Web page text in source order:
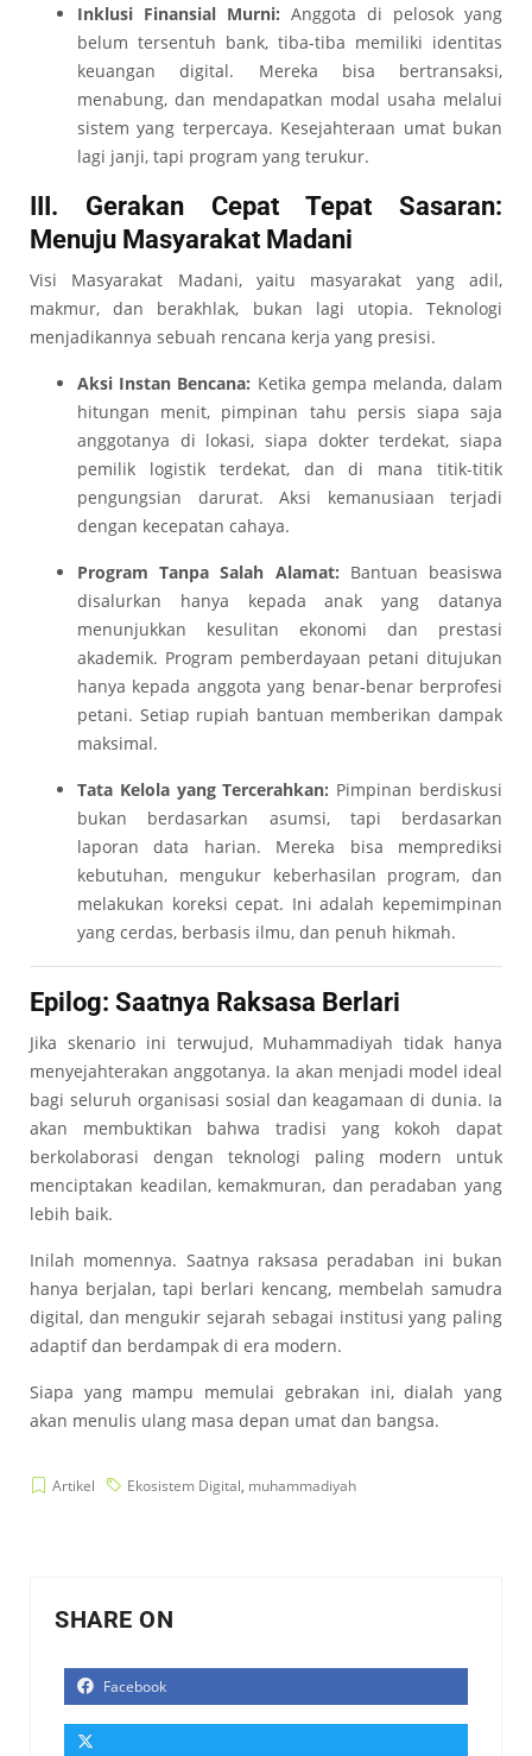
Inklusi Finansial Murni: Anggota di pelosok yang
belum tersentuh bank, tiba-tiba memiliki identitas
keuangan digital. Mereka bisa bertransaksi,
menabung, dan mendapatkan modal usaha melalui
sistem yang terpercaya. Kesejahteraan umat bukan
lagi janji, tapi program yang terukur.
III. Gerakan Cepat Tepat Sasaran:
Menuju Masyarakat Madani
Visi Masyarakat Madani, yaitu masyarakat yang adil,
makmur, dan berakhlak, bukan lagi utopia. Teknologi
menjadikannya sebuah rencana kerja yang presisi.
Aksi Instan Bencana: Ketika gempa melanda, dalam
hitungan menit, pimpinan tahu persis siapa saja
anggotanya di lokasi, siapa dokter terdekat, siapa
pemilik logistik terdekat, dan di mana titik-titik
pengungsian darurat. Aksi kemanusiaan terjadi
dengan kecepatan cahaya.
Program Tanpa Salah Alamat: Bantuan beasiswa
disalurkan hanya kepada anak yang datanya
menunjukkan kesulitan ekonomi dan prestasi
akademik. Program pemberdayaan petani ditujukan
hanya kepada anggota yang benar-benar berprofesi
petani. Setiap rupiah bantuan memberikan dampak
maksimal.
Tata Kelola yang Tercerahkan: Pimpinan berdiskusi
bukan berdasarkan asumsi, tapi berdasarkan
laporan data harian. Mereka bisa memprediksi
kebutuhan, mengukur keberhasilan program, dan
melakukan koreksi cepat. Ini adalah kepemimpinan
yang cerdas, berbasis ilmu, dan penuh hikmah.
Epilog: Saatnya Raksasa Berlari
Jika skenario ini terwujud, Muhammadiyah tidak hanya
menyejahterakan anggotanya. Ia akan menjadi model ideal
bagi seluruh organisasi sosial dan keagamaan di dunia. Ia
akan membuktikan bahwa tradisi yang kokoh dapat
berkolaborasi dengan teknologi paling modern untuk
menciptakan keadilan, kemakmuran, dan peradaban yang
lebih baik.
Inilah momennya. Saatnya raksasa peradaban ini bukan
hanya berjalan, tapi berlari kencang, membelah samudra
digital, dan mengukir sejarah sebagai institusi yang paling
adaptif dan berdampak di era modern.
Siapa yang mampu memulai gebrakan ini, dialah yang
akan menulis ulang masa depan umat dan bangsa.
Artikel Ekosistem Digital, muhammadiyah
SHARE ON
Facebook